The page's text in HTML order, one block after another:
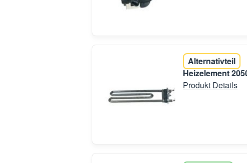
Alternativteil
Heizelement
Produkt Details